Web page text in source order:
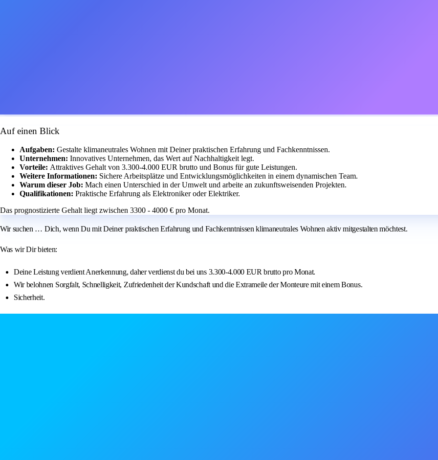
Auf einen Blick
Aufgaben: Gestalte klimaneutrales Wohnen mit Deiner praktischen Erfahrung und Fachkenntnissen.
Unternehmen: Innovatives Unternehmen, das Wert auf Nachhaltigkeit legt.
Vorteile: Attraktives Gehalt von 3.300-4.000 EUR brutto und Bonus für gute Leistungen.
Weitere Informationen: Sichere Arbeitsplätze und Entwicklungsmöglichkeiten in einem dynamischen Team.
Warum dieser Job: Mach einen Unterschied in der Umwelt und arbeite an zukunftsweisenden Projekten.
Qualifikationen: Praktische Erfahrung als Elektroniker oder Elektriker.
Das prognostizierte Gehalt liegt zwischen 3300 - 4000 € pro Monat.
Wir suchen … Dich, wenn Du mit Deiner praktischen Erfahrung und Fachkenntnissen klimaneutrales Wohnen aktiv mitgestalten möchtest.
Was wir Dir bieten:
Deine Leistung verdient Anerkennung, daher verdienst du bei uns 3.300-4.000 EUR brutto pro Monat.
Wir belohnen Sorgfalt, Schnelligkeit, Zufriedenheit der Kundschaft und die Extrameile der Monteure mit einem Bonus.
Sicherheit.